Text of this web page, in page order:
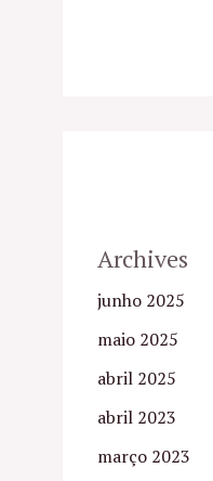
Archives
junho 2025
maio 2025
abril 2025
abril 2023
março 2023